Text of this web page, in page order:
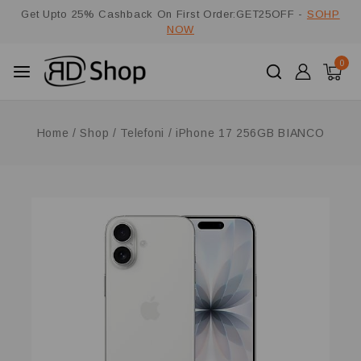
Get Upto 25% Cashback On First Order:GET25OFF - SOHP
NOW
0
Home / Shop / Telefoni / iPhone 17 256GB BIANCO